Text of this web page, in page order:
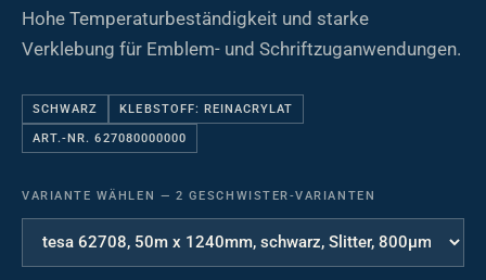
Hohe Temperaturbeständigkeit und starke
Verklebung für Emblem- und Schriftzuganwendungen.
SCHWARZ KLEBSTOFF: REINACRYLAT
ART.-NR. 627080000000
VARIANTE WÄHLEN — 2 GESCHWISTER-VARIANTEN